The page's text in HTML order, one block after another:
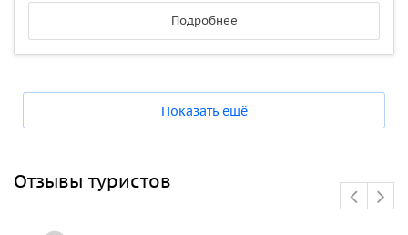
Подробнее
Показать ещё
Отзывы туристов